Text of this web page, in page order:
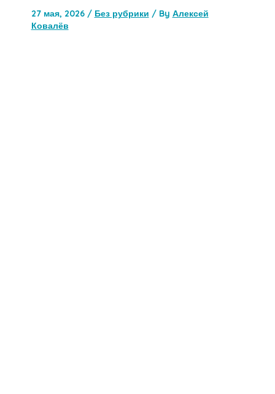
27 мая, 2026 / Без рубрики / By Алексей
Ковалёв